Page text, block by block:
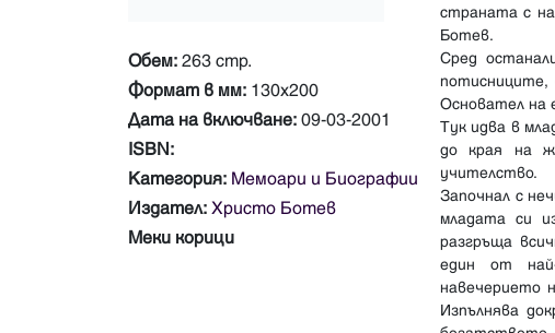
Обем: 263 стр.
Формат в мм: 130х200
Дата на включване: 09-03-2001
ISBN:
Категория: Мемоари и Биографии
Издател: Христо Ботев
Меки корици
страната с
Ботев.
Сред
потисниците,
Основател на
Тук идва в
до края на
учителство.
Започнал с
младата си
разгръща
един от
навечерието
Изпълнява